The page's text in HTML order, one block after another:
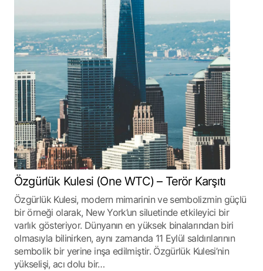
Özgürlük Kulesi (One WTC) – Terör Karşıtı
Özgürlük Kulesi, modern mimarinin ve sembolizmin güçlü
bir örneği olarak, New York’un siluetinde etkileyici bir
varlık gösteriyor. Dünyanın en yüksek binalarından biri
olmasıyla bilinirken, aynı zamanda 11 Eylül saldırılarının
sembolik bir yerine inşa edilmiştir. Özgürlük Kulesi’nin
yükselişi, acı dolu bir…